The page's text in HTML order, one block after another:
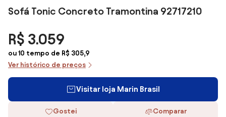
Sofá Tonic Concreto Tramontina 92717210
R$ 3.059
ou 10 tempo de R$ 305,9
Ver histórico de preços
Visitar loja Marin Brasil
Gostei Comparar